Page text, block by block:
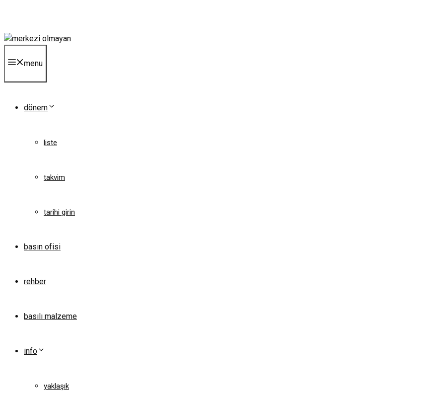
menu
dönem
liste
takvim
tarihi girin
basın ofisi
rehber
basılı malzeme
info
yaklaşık